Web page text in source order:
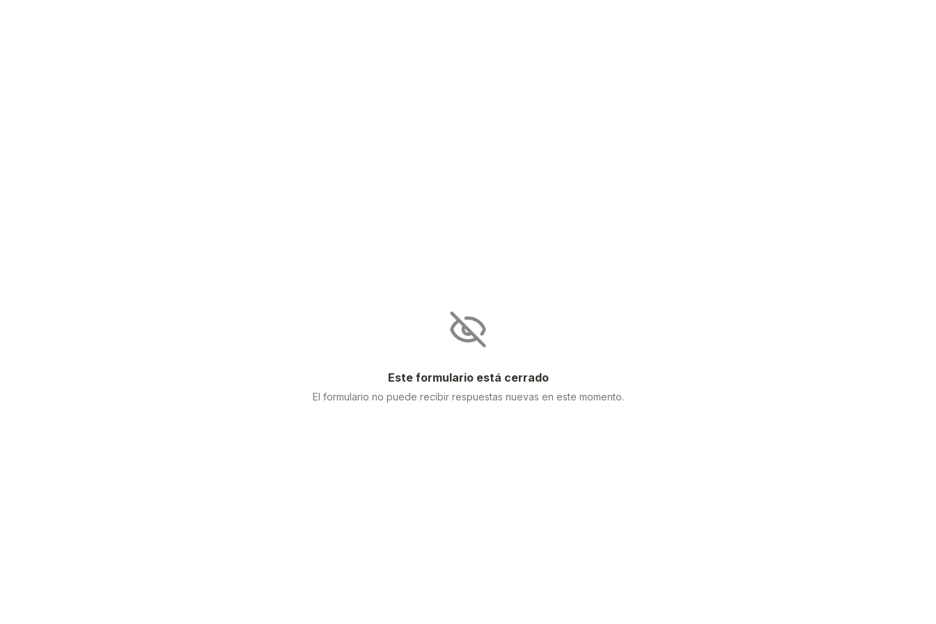
Este formulario está cerrado
El formulario no puede recibir respuestas nuevas en este momento.